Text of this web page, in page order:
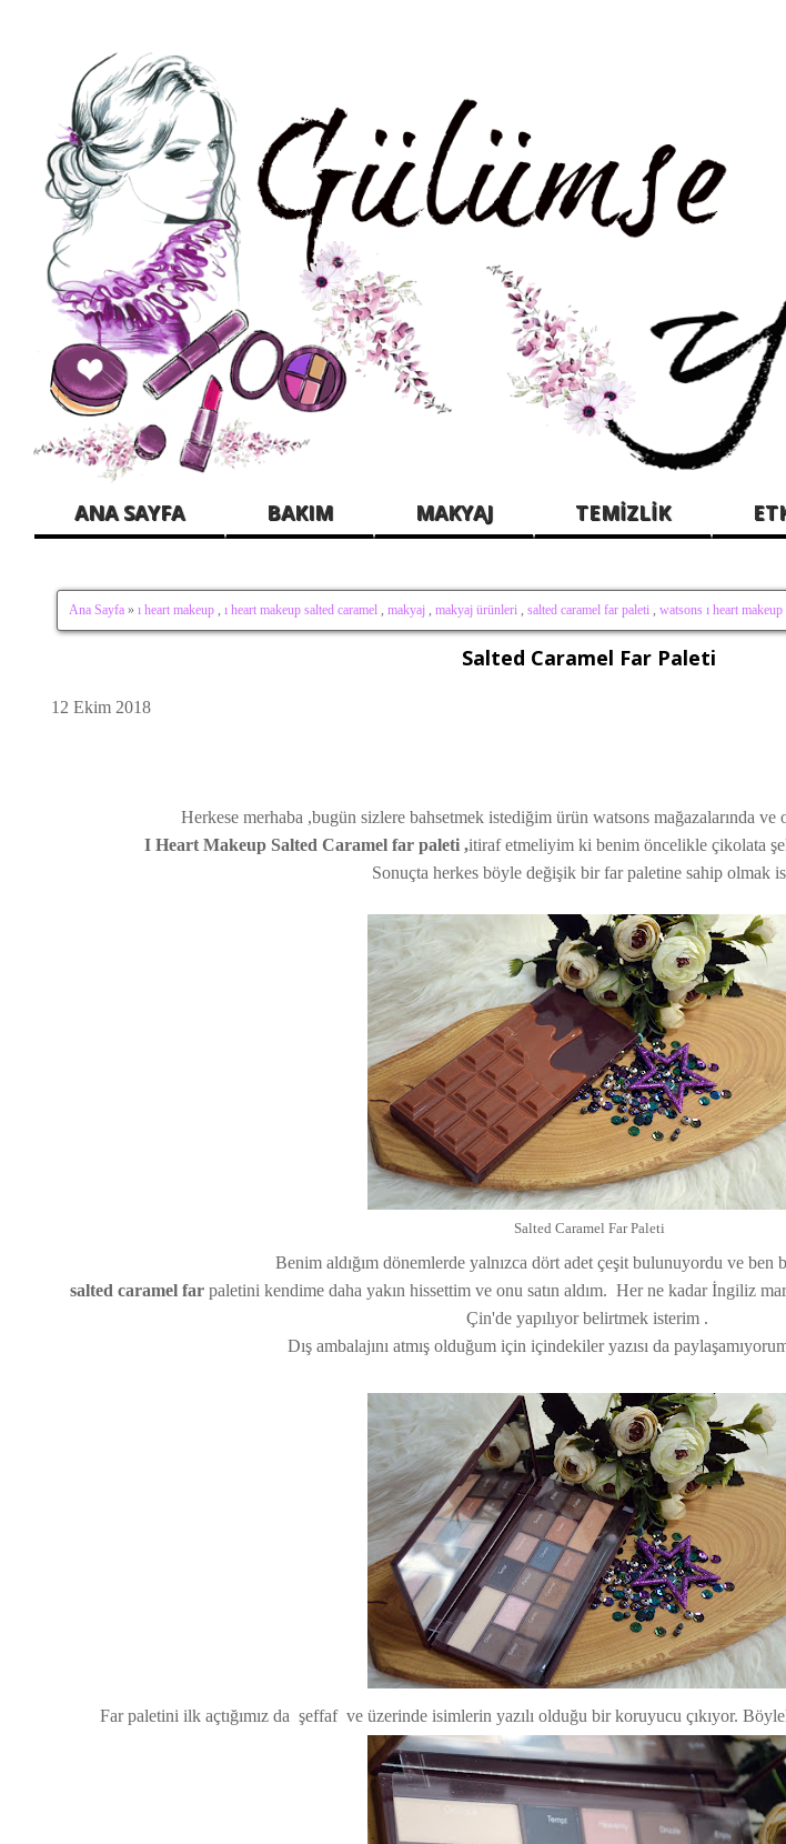
ANA SAYFA BAKIM MAKYAJ TEMİZLİK
Ana Sayfa » ı heart makeup ı heart makeup salted caramel makyaj makyaj ürünleri salted caramel far paleti watsons ı heart makeup
Salted Caramel Far Paleti
12 Ekim 2018
Herkese merhaba ,bugün sizlere bahsetmek istediğim ürün watsons mağazalarında ve
I Heart Makeup Salted Caramel far paleti ,itiraf etmeliyim ki benim öncelikle çikolata
Sonuçta herkes böyle değişik bir far paletine sahip olmak
Salted Caramel Far Paleti
Benim aldığım dönemlerde yalnızca dört adet çeşit bulunuyordu ve ben
salted caramel farpaletini kendime daha yakın hissettim ve onu satın aldım. Her ne kadar İngiliz
Çin'de yapılıyor belirtmek isterim .
Dış ambalajını atmış olduğum için içindekiler yazısı da
Far paletini ilk açtığımız da şeffaf ve üzerinde isimlerin yazılı olduğu bir koruyucu çıkıyor.